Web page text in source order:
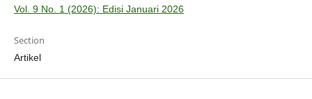
Vol. 9 No. 1 (2026): Edisi Januari 2026
Section
Artikel